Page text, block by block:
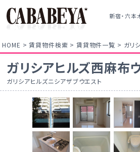
新宿・六本
HOME 賃貸物件検索 賃貸物件一覧 ガリ
ガリシアヒルズ西麻布
ガリシアヒルズニシアザブウエスト